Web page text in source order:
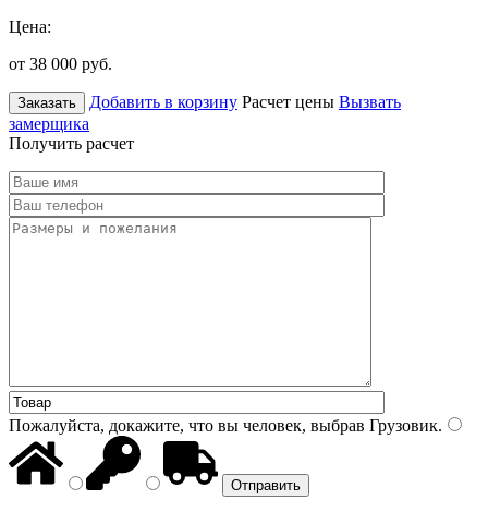
Цена:
от 38 000 руб.
Заказать Добавить в корзину Расчет цены Вызвать
замерщика
Получить расчет
Пожалуйста, докажите, что вы человек, выбрав Грузовик.